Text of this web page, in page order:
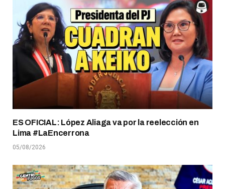
ES OFICIAL: López Aliaga va por la reelección en
Lima #LaEncerrona
05/08/2026